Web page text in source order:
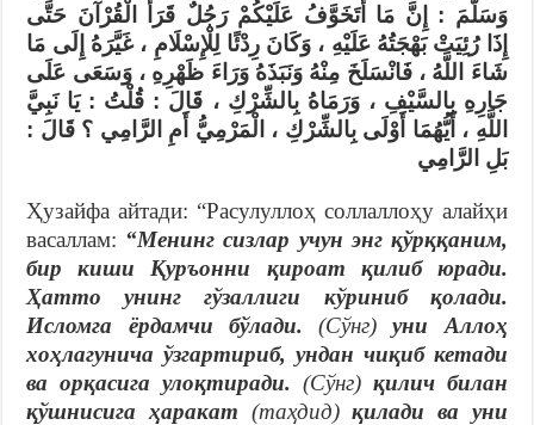
وَسَلَّمَ : إِنَّ مَا أَتَخَوَّفُ عَلَيْكُمْ رَجُلٌ قَرَأَ الْقُرْآنَ حَتَّى
إِذَا رُئِيَتْ بَهْجَتُهُ عَلَيْهِ ، وَكَانَ رِدْئًا لِلْإِسْلَامِ ، غَيَّرَهُ إِلَى مَا
شَاءَ اللَّهُ ، فَانْسَلَخَ مِنْهُ وَنَبَذَهُ وَرَاءَ ظَهْرِهِ ، وَسَعَى عَلَى
جَارِهِ بِالسَّيْفِ ، وَرَمَاهُ بِالشِّرْكِ ، قَالَ : قُلْتُ : يَا نَبِيَّ
اللَّهِ ، أَيُّهُمَا أَوْلَى بِالشِّرْكِ ، الْمَرْمِيُّ أَمِ الرَّامِي ؟ قَالَ :
بَلِ الرَّامِي
Ҳузайфа айтади: “Расулуллоҳ соллаллоҳу алайҳи
васаллам: “Менинг сизлар учун энг қўрққаним,
бир киши Қуръонни қироат қилиб юради.
Ҳатто унинг гўзаллиги кўриниб қолади.
Исломга ёрдамчи бўлади.(Сўнг) уни Аллоҳ
хоҳлагунича ўзгартириб, ундан чиқиб кетади
ва орқасига улоқтиради. (Сўнг)қилич билан
қўшнисига ҳаракат (таҳдид)қилади ва уни